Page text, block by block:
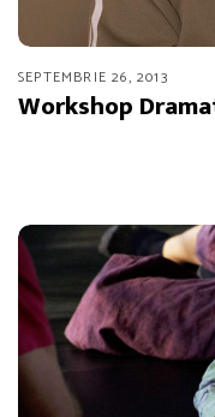
SEPTEMBRIE 26, 2013
Workshop